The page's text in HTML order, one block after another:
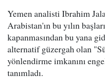
Yemen analisti Ibrahim
Arabistan'ın bu yılın
kapanmasından bu yana
alternatif güzergah olan
yönlendirme imkanını
tanımladı.